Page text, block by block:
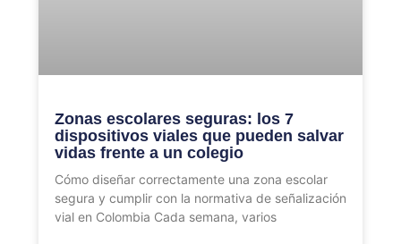
Zonas escolares seguras: los 7
dispositivos viales que pueden salvar
vidas frente a un colegio
Cómo diseñar correctamente una zona escolar
segura y cumplir con la normativa de señalización
vial en Colombia Cada semana, varios